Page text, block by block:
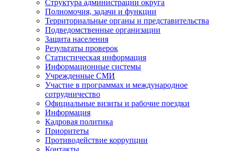
Структура администрации округа
Полномочия, задачи и функции
Территориальные органы и представительства
Подведомственные организации
Защита населения
Результаты проверок
Статистическая информация
Информационные системы
Учрежденные СМИ
Участие в программах и международное
сотрудничество
Официальные визиты и рабочие поездки
Информация
Кадровая политика
Приоритеты
Противодействие коррупции